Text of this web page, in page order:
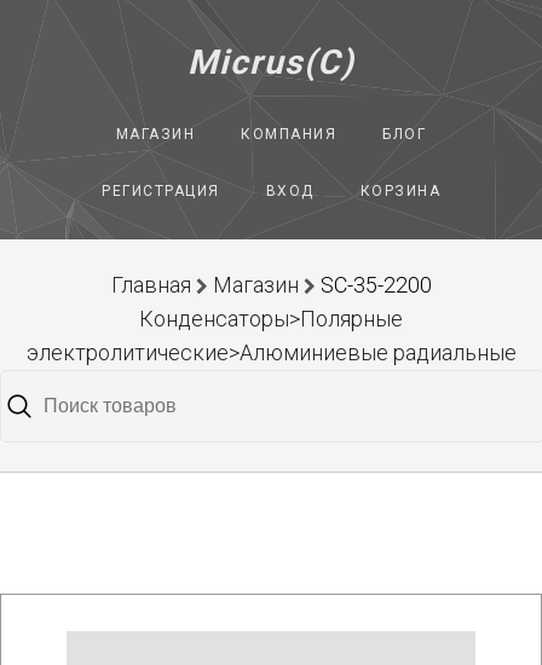
Micrus(C)
МАГАЗИН КОМПАНИЯ БЛОГ
РЕГИСТРАЦИЯ ВХОД КОРЗИНА
Главная Магазин
SC-35-2200
Конденсаторы>Полярные
электролитические>Алюминиевые радиальные